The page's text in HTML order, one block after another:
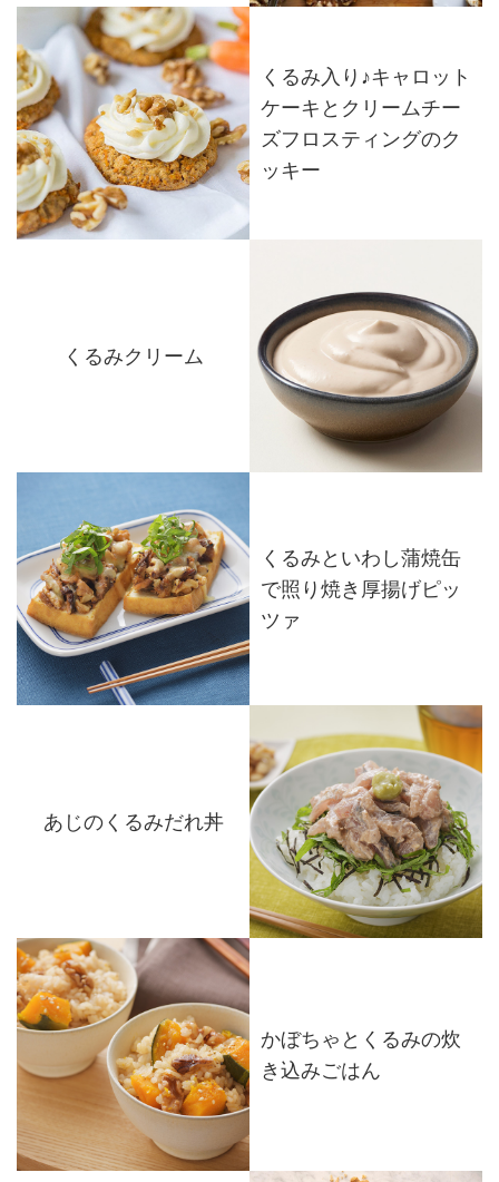
くるみ入り♪キャロット
ケーキとクリームチー
ズフロスティングのク
ッキー
くるみクリーム
くるみといわし蒲焼缶
で照り焼き厚揚げピッ
ツァ
あじのくるみだれ丼
かぼちゃとくるみの炊
き込みごはん